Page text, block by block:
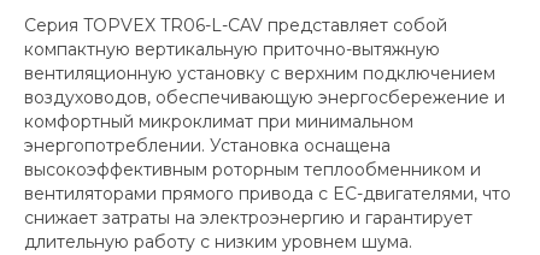
Серия TOPVEX TR06-L-CAV представляет собой
компактную вертикальную приточно-вытяжную
вентиляционную установку с верхним подключением
воздуховодов, обеспечивающую энергосбережение и
комфортный микроклимат при минимальном
энергопотреблении. Установка оснащена
высокоэффективным роторным теплообменником и
вентиляторами прямого привода с EC-двигателями, что
снижает затраты на электроэнергию и гарантирует
длительную работу с низким уровнем шума.